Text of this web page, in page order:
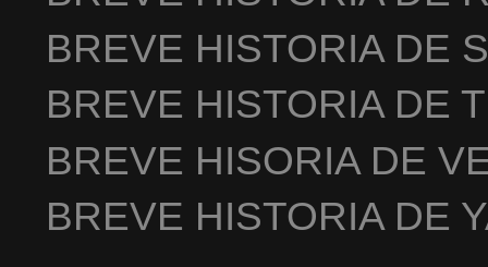
BREVE HISTORIA DE
BREVE HISTORIA DE
BREVE HISORIA DE
BREVE HISTORIA DE